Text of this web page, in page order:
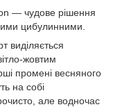
— чудове рішення
цибулинними.
виділяється
жовтим
промені весняного
на собі
але водночас